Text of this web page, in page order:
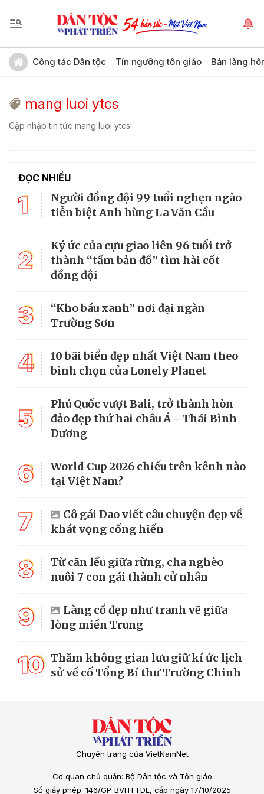
Công tác Dân tộc Tín ngưỡng tôn giáo Bản làng
mang luoi ytcs
Cập nhập tin tức mang luoi ytcs
ĐỌC NHIỀU
1
Người đồng đội 99 tuổi nghẹn ngào
tiễn biệt Anh hùng La Văn Cầu
2
Ký ức của cựu giao liên 96 tuổi trở
thành “tấm bản đồ” tìm hài cốt
đồng đội
3
“Kho báu xanh” nơi đại ngàn
Trường Sơn
4
10 bãi biển đẹp nhất Việt Nam theo
bình chọn của Lonely Planet
5
Phú Quốc vượt Bali, trở thành hòn
đảo đẹp thứ hai châu Á - Thái Bình
Dương
6
World Cup 2026 chiếu trên kênh nào
tại Việt Nam?
7
Cô gái Dao viết câu chuyện đẹp về
khát vọng cống hiến
8
Từ căn lều giữa rừng, cha nghèo
nuôi 7 con gái thành cử nhân
9
Làng cổ đẹp như tranh vẽ giữa
lòng miền Trung
10 Thăm không gian lưu giữ kí ức lịch
sử về cố Tổng Bí thư Trường Chinh
Chuyên trang của VietNamNet
Cơ quan chủ quản: Bộ Dân tộc và Tôn giáo
Số giấy phép: 146/GP-BVHTTDL, cấp ngày 17/10/2025